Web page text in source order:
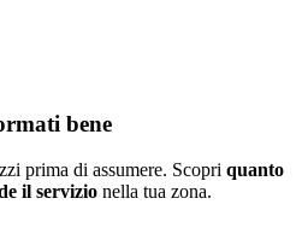
bene
prima di assumere. Scopri quanto
il servizio nella tua zona.